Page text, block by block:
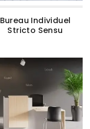
Bureau Individuel
Stricto Sensu